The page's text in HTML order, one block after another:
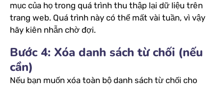
mục của họ trong quá trình thu thập lại dữ liệu trên
trang web. Quá trình này có thể mất vài tuần, vì vậy
hãy kiên nhẫn chờ đợi.
Bước 4: Xóa danh sách từ chối (nếu
cần)
Nếu bạn muốn xóa toàn bộ danh sách từ chối cho